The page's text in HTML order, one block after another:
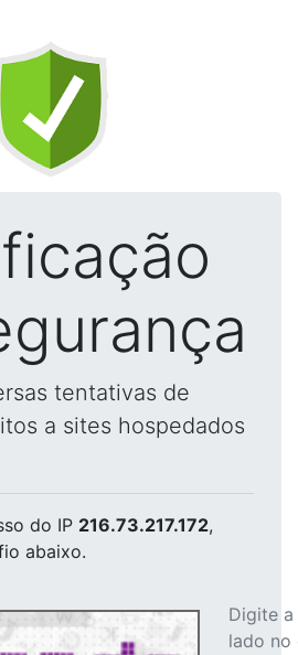
tentativas de
a sites hospedados
do IP 216.73.217.172,
abaixo.
Digite
lado no